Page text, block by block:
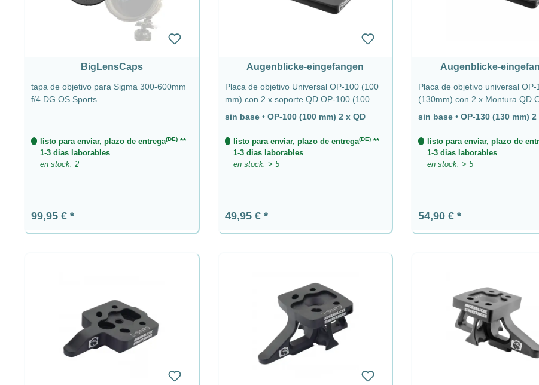
BigLensCaps
tapa de objetivo para Sigma 300-600mm
f/4 DG OS Sports
listo para enviar, plazo de entrega(DE)**
1-3 dias laborables
en stock: 2
Precio normal:
99,95 €
Augenblicke-eingefangen
Placa de objetivo Universal OP-100 (100
mm) con 2 x soporte QD OP-100 (100
mm) 2 x QD - sin base
sin base • OP-100 (100 mm) 2 x QD
listo para enviar, plazo de entrega(DE) **
1-3 dias laborables
en stock: > 5
Precio normal:
49,95 €
Augenblicke-
Placa de objetivo universal OP-
(130mm) con 2 x Montura QD
(130 mm) 2 x QD - sin base
sin base • OP-130 (130 mm) 2
listo para enviar, plazo de
1-3 dias laborables
en stock: > 5
Precio normal:
54,90 €